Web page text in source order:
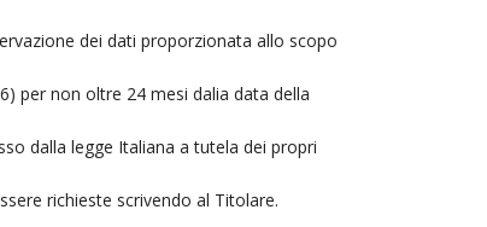
dei dati proporzionata allo scopo
per non oltre 24 mesi dalia data della
dalla legge Italiana a tutela dei propri
richieste scrivendo al Titolare.